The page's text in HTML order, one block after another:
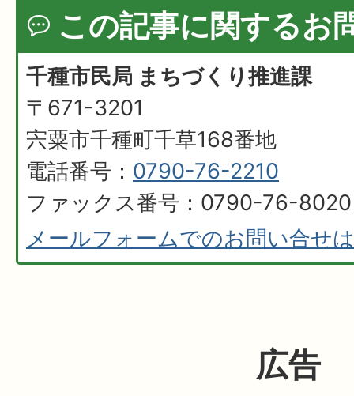
この記事に関するお
千種市民局 まちづくり推進課
〒671-3201
宍粟市千種町千草168番地
電話番号： 0790-76-2210
ファックス番号：0790-76-8020
メールフォームでのお問い合せ
広告